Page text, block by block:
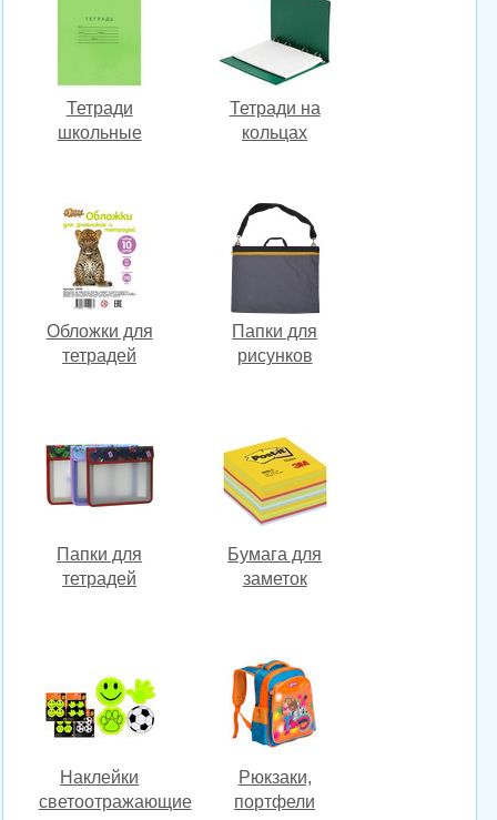
Тетради
школьные
Тетради на
кольцах
Обложки для
тетрадей
Папки для
рисунков
Папки для
тетрадей
Бумага для
заметок
Наклейки
светоотражающие
Рюкзаки,
портфели